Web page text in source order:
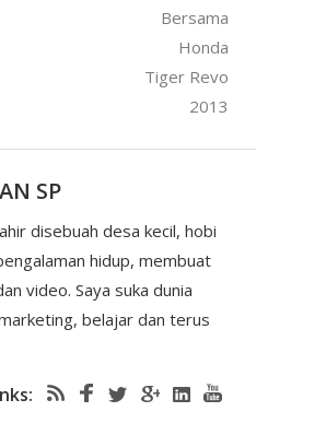
Bersama
Honda
Tiger Revo
2013
SP
disebuah desa kecil, hobi
hidup, membuat
video. Saya suka dunia
belajar dan terus